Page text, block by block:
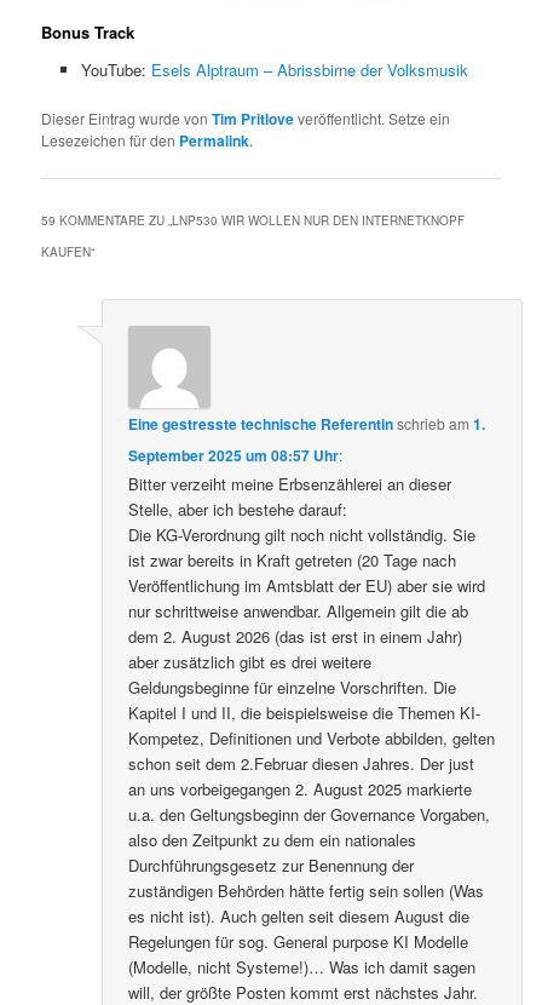
Bonus Track
YouTube: Esels Alptraum – Abrissbirne der Volksmusik
Dieser Eintrag wurde vonTim Pritloveveröffentlicht. Setze ein
Lesezeichen für den Permalink.
59 KOMMENTARE ZU „LNP530 WIR WOLLEN NUR DEN INTERNETKNOPF
KAUFEN“
Eine gestresste technische Referentinschriebam1.
September 2025 um 08:57 Uhr:
Bitter verzeiht meine Erbsenzählerei an dieser
Stelle, aber ich bestehe darauf:
Die KG-Verordnung gilt noch nicht vollständig. Sie
ist zwar bereits in Kraft getreten (20 Tage nach
Veröffentlichung im Amtsblatt der EU) aber sie wird
nur schrittweise anwendbar. Allgemein gilt die ab
dem 2. August 2026 (das ist erst in einem Jahr)
aber zusätzlich gibt es drei weitere
Geldungsbeginne für einzelne Vorschriften. Die
Kapitel I und II, die beispielsweise die Themen KI-
Kompetez, Definitionen und Verbote abbilden, gelten
schon seit dem 2.Februar diesen Jahres. Der just
an uns vorbeigegangen 2. August 2025 markierte
u.a. den Geltungsbeginn der Governance Vorgaben,
also den Zeitpunkt zu dem ein nationales
Durchführungsgesetz zur Benennung der
zuständigen Behörden hätte fertig sein sollen (Was
es nicht ist). Auch gelten seit diesem August die
Regelungen für sog. General purpose KI Modelle
(Modelle, nicht Systeme!)… Was ich damit sagen
will, der größte Posten kommt erst nächstes Jahr.